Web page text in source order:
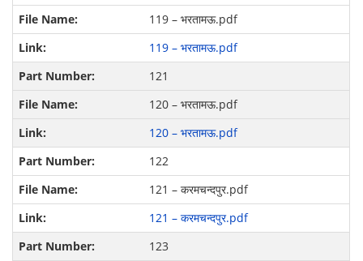
119 – भरतामऊ.pdf
119 – भरतामऊ.pdf
121
120 – भरतामऊ.pdf
120 – भरतामऊ.pdf
122
121 – करमचन्दपुर.pdf
121 – करमचन्दपुर.pdf
123